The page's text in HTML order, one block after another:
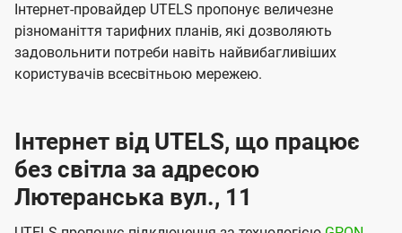
Інтернет-провайдер UTELS пропонує величезне
різноманіття тарифних планів, які дозволяють
задовольнити потреби навіть найвибагливіших
користувачів всесвітньою мережею.
Інтернет від UTELS, що працює
без світла за адресою
Лютеранська вул., 11